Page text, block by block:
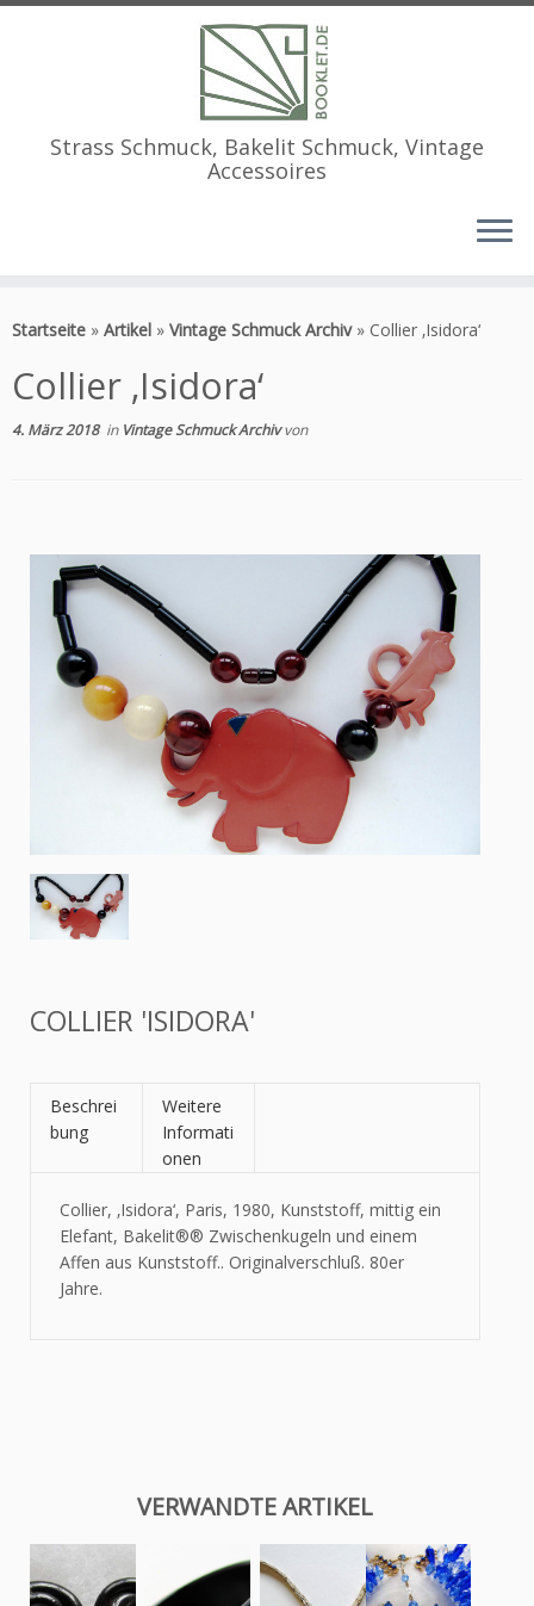
Inhalt
Strass Schmuck, Bakelit Schmuck, Vintage
Accessoires
Startseite » Artikel » Vintage Schmuck Archiv » Collier ‚Isidora‘
Collier ‚Isidora‘
4. März 2018in Vintage Schmuck Archivvon
COLLIER 'ISIDORA'
Beschrei
bung
Weitere
Informati
onen
Collier, ‚Isidora‘, Paris, 1980, Kunststoff, mittig ein
Elefant, Bakelit®® Zwischenkugeln und einem
Affen aus Kunststoff.. Originalverschluß. 80er
Jahre.
VERWANDTE ARTIKEL